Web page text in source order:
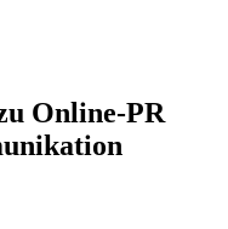
Online-PR